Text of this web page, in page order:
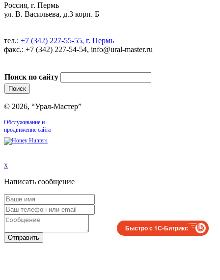
Россия, г. Пермь
ул. В. Васильева, д.3 корп. Б
тел.: +7 (342) 227-55-55, г. Пермь
факс.: +7 (342) 227-54-54, info@ural-master.ru
Поиск по сайту
© 2026, “Урал-Мастер”
Обслуживание и
продвижение сайта
x
Написать сообщение
Отправить
Быстро с 1С-Битрикс